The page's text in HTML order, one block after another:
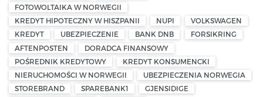
FOTOWOLTAIKA W NORWEGII
KREDYT HIPOTECZNY W HISZPANII
NUPI
VOLKSWAGEN
KREDYT
UBEZPIECZENIE BANK DNB
FORSIKRING
AFTENPOSTEN
DORADCA FINANSOWY
POŚREDNIK KREDYTOWY
KREDYT KONSUMENCKI
NIERUCHOMOŚCI W NORWEGII
UBEZPIECZENIA NORWEGIA
STOREBRAND
SPAREBANK1
GJENSIDIGE